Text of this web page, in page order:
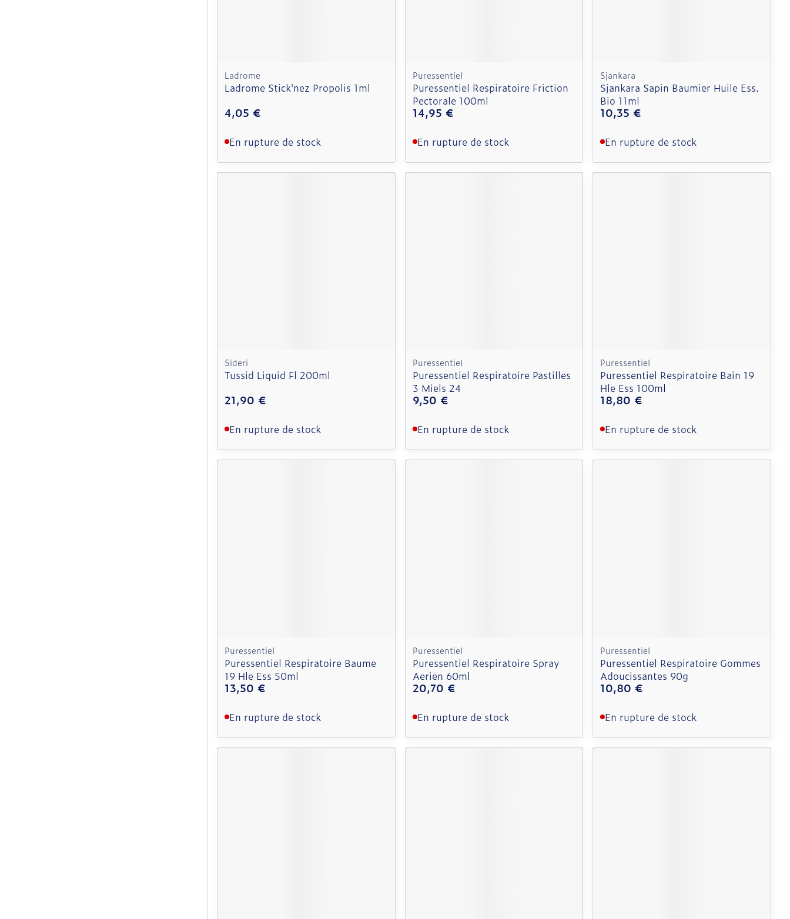
Ladrome
Ladrome Stick'nez Propolis 1ml
4,05 €
En rupture de stock
Puressentiel
Puressentiel Respiratoire Friction
Pectorale 100ml
14,95 €
En rupture de stock
Sjankara
Sjankara Sapin Baumier Huile Ess.
Bio 11ml
10,35 €
En rupture de stock
Sideri
Tussid Liquid Fl 200ml
21,90 €
En rupture de stock
Puressentiel
Puressentiel Respiratoire Pastilles
3 Miels 24
9,50 €
En rupture de stock
Puressentiel
Puressentiel Respiratoire Bain 19
Hle Ess 100ml
18,80 €
En rupture de stock
Puressentiel
Puressentiel Respiratoire Baume
19 Hle Ess 50ml
13,50 €
En rupture de stock
Puressentiel
Puressentiel Respiratoire Spray
Aerien 60ml
20,70 €
En rupture de stock
Puressentiel
Puressentiel Respiratoire Gommes
Adoucissantes 90g
10,80 €
En rupture de stock